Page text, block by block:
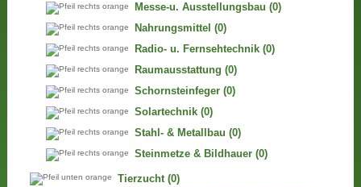
Messe-u. Ausstellungsbau (0)
Nahrungsmittel (0)
Radio- u. Fernsehtechnik (0)
Raumausstattung (0)
Schornsteinfeger (0)
Solartechnik (0)
Stahl- & Metallbau (0)
Steinmetze & Bildhauer (0)
Tierzucht (0)